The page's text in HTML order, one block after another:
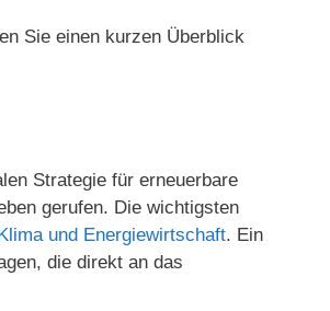
Sie einen kurzen Überblick
Strategie für erneuerbare
gerufen. Die wichtigsten
und Energiewirtschaft. Ein
die direkt an das